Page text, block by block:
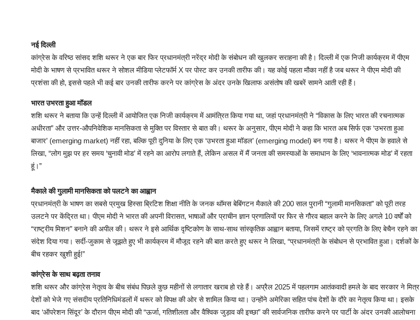
नई दिल्ली
कांग्रेस के वरिष्ठ सांसद शशि थरूर ने एक बार फिर प्रधानमंत्री नरेंद्र मोदी के संबोधन की खुलकर सराहना की है। दिल्ली में एक निजी कार्यक्रम में पीएम
मोदी के भाषण से प्रभावित थरूर ने सोशल मीडिया प्लेटफॉर्म X पर पोस्ट कर उनकी तारीफ की। यह कोई पहला मौका नहीं है जब थरूर ने पीएम मोदी की
प्रशंसा की हो, इससे पहले भी कई बार उनकी तारीफ करने पर कांग्रेस के अंदर उनके खिलाफ असंतोष की खबरें सामने आती रही हैं।
भारत उभरता हुआ मॉडल
शशि थरूर ने बताया कि उन्हें दिल्ली में आयोजित एक निजी कार्यक्रम में आमंत्रित किया गया था, जहां प्रधानमंत्री ने “विकास के लिए भारत की रचनात्मक
अधीरता” और उत्तर-औपनिवेशिक मानसिकता से मुक्ति पर विस्तार से बात की। थरूर के अनुसार, पीएम मोदी ने कहा कि भारत अब सिर्फ एक ‘उभरता हुआ
बाजार’ (emerging market) नहीं रहा, बल्कि पूरी दुनिया के लिए एक ‘उभरता हुआ मॉडल’ (emerging model) बन गया है। थरूर ने पीएम के हवाले से
लिखा, “लोग मुझ पर हर समय ‘चुनावी मोड’ में रहने का आरोप लगाते हैं, लेकिन असल में मैं जनता की समस्याओं के समाधान के लिए ‘भावनात्मक मोड’ में रहता
हूं।”
मैकाले की गुलामी मानसिकता को पलटने का आह्वान
प्रधानमंत्री के भाषण का सबसे प्रमुख हिस्सा ब्रिटिश शिक्षा नीति के जनक थॉमस बेबिंगटन मैकाले की 200 साल पुरानी “गुलामी मानसिकता” को पूरी तरह
उलटने पर केंद्रित था। पीएम मोदी ने भारत की अपनी विरासत, भाषाओं और प्राचीन ज्ञान प्रणालियों पर फिर से गौरव बहाल करने के लिए अगले 10 वर्षों को
“राष्ट्रीय मिशन” बनाने की अपील की। थरूर ने इसे आर्थिक दृष्टिकोण के साथ-साथ सांस्कृतिक आह्वान बताया, जिसमें राष्ट्र को प्रगति के लिए बेचैन रहने का
संदेश दिया गया। सर्दी-जुकाम से जूझते हुए भी कार्यक्रम में मौजूद रहने की बात करते हुए थरूर ने लिखा, “प्रधानमंत्री के संबोधन से प्रभावित हुआ। दर्शकों के
बीच रहकर खुशी हुई!”
कांग्रेस के साथ बढ़ता तनाव
शशि थरूर और कांग्रेस नेतृत्व के बीच संबंध पिछले कुछ महीनों से लगातार खराब हो रहे हैं। अप्रैल 2025 में पहलगाम आतंकवादी हमले के बाद सरकार ने मित्र
देशों को भेजे गए संसदीय प्रतिनिधिमंडलों में थरूर को विपक्ष की ओर से शामिल किया था। उन्होंने अमेरिका सहित पांच देशों के दौरे का नेतृत्व किया था। इसके
बाद ‘ऑपरेशन सिंदूर’ के दौरान पीएम मोदी की “ऊर्जा, गतिशीलता और वैश्विक जुड़ाव की इच्छा” की सार्वजनिक तारीफ करने पर पार्टी के अंदर उनकी आलोचना